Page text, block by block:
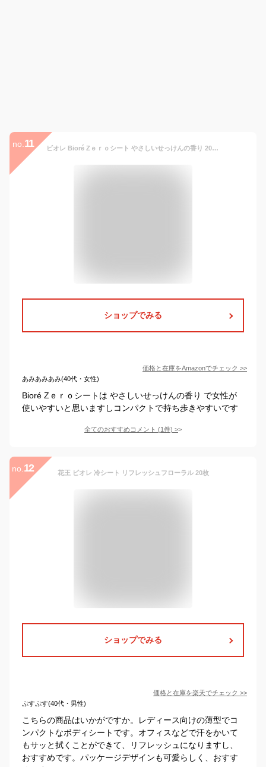
no. 11 ビオレ Bioré Zｅｒｏシート やさしいせっけんの香り 20枚入 制汗シート デオドラントシート
ショップでみる
価格と在庫をAmazonでチェック >>
あみあみあみ(40代・女性)
Bioré Zｅｒｏシートは やさしいせっけんの香り で女性が
使いやすいと思いますしコンパクトで持ち歩きやすいです
全てのおすすめコメント (1件) >
no. 12 花王 ビオレ 冷シート リフレッシュフローラル 20枚
ショップでみる
価格と在庫を楽天でチェック >>
ぷすぷす(40代・男性)
こちらの商品はいかがですか。レディース向けの薄型でコ
ンパクトなボディシートです。オフィスなどで汗をかいて
もサッと拭くことができて、リフレッシュになりますし、
おすすめです。パッケージデザインも可愛らしく、おすす